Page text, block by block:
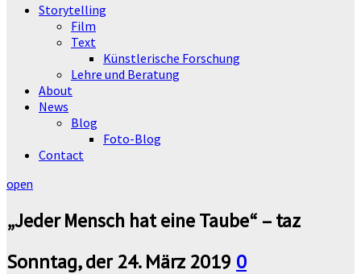
Storytelling
Film
Text
Künstlerische Forschung
Lehre und Beratung
About
News
Blog
Foto-Blog
Contact
open
„Jeder Mensch hat eine Taube“ – taz
Sonntag, der 24. März 2019 0